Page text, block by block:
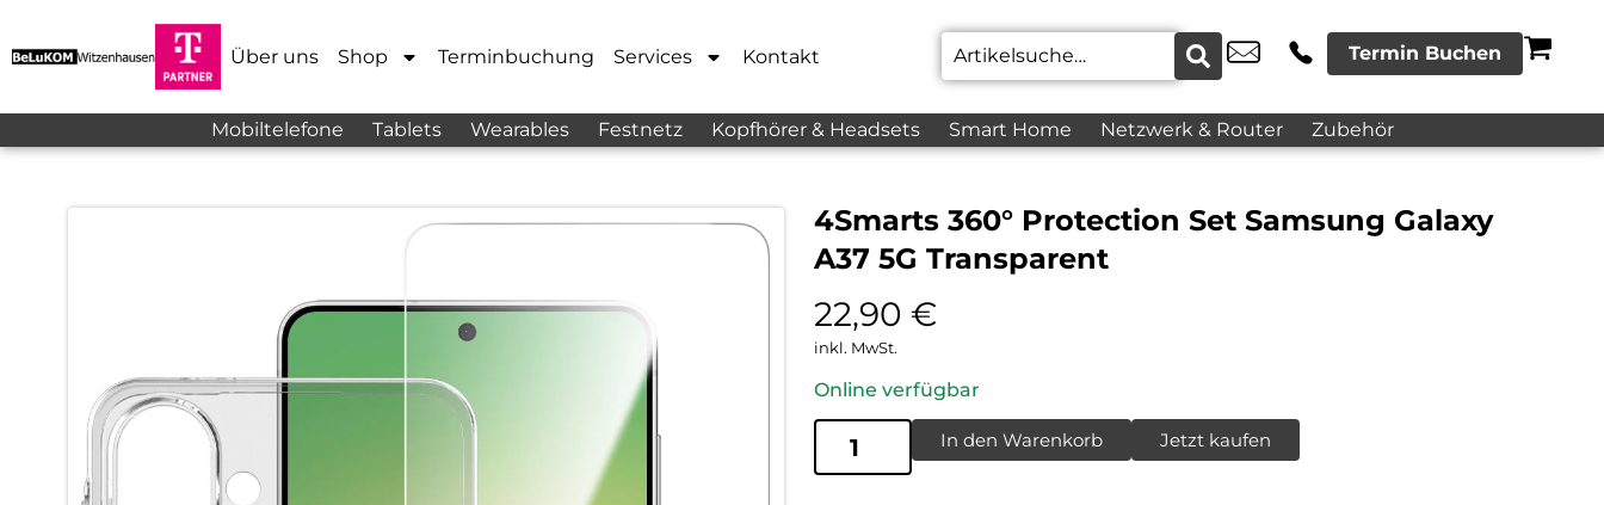
Über uns Shop Terminbuchung Services Kontakt Termin Buchen
Mobiltelefone Tablets Wearables Festnetz Kopfhörer & Headsets Smart Home Netzwerk & Router Zubehör
4Smarts 360° Protection Set Samsung Galaxy
A37 5G Transparent
22,90 €
inkl. MwSt.
Online verfügbar
In den Warenkorb Jetzt kaufen